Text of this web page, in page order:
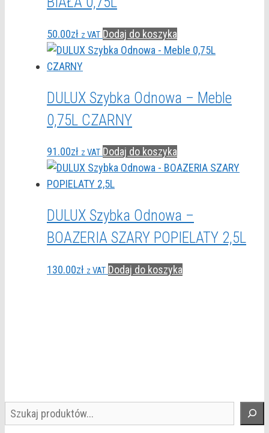
50.00zł z VAT Dodaj do koszyka
DULUX Szybka Odnowa – Meble
0,75L CZARNY
91.00zł z VAT Dodaj do koszyka
DULUX Szybka Odnowa –
BOAZERIA SZARY POPIELATY 2,5L
130.00zł z VAT Dodaj do koszyka
Szukaj